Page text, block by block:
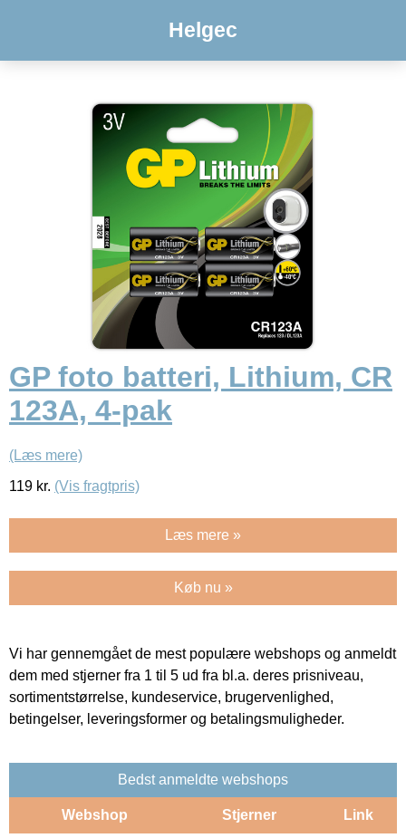
Helgec
GP foto batteri, Lithium, CR
123A, 4-pak
(Læs mere)
119 kr. (Vis fragtpris)
Læs mere »
Køb nu »
Vi har gennemgået de mest populære webshops og anmeldt
dem med stjerner fra 1 til 5 ud fra bl.a. deres prisniveau,
sortimentstørrelse, kundeservice, brugervenlighed,
betingelser, leveringsformer og betalingsmuligheder.
Bedst anmeldte webshops
Webshop Stjerner Link